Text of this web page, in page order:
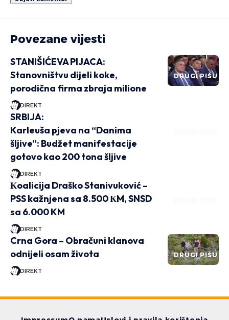
Povezane vijesti
DRUGI PIŠU
STANIŠIĆEVA PIJACA:
Stanovništvu dijeli koke,
porodična firma zbraja milione
DIREKT
SRBIJA:
Karleuša pjeva na “Danima
šljive”: Budžet manifestacije
gotovo kao 200 tona šljive
DIREKT
Кoalicija Draško Stanivuković –
PSS kažnjena sa 8.500 КM, SNSD
sa 6.000 KM
DIREKT
DRUGI PIŠU
Crna Gora – Obračuni klanova
odnijeli osam života
DIREKT